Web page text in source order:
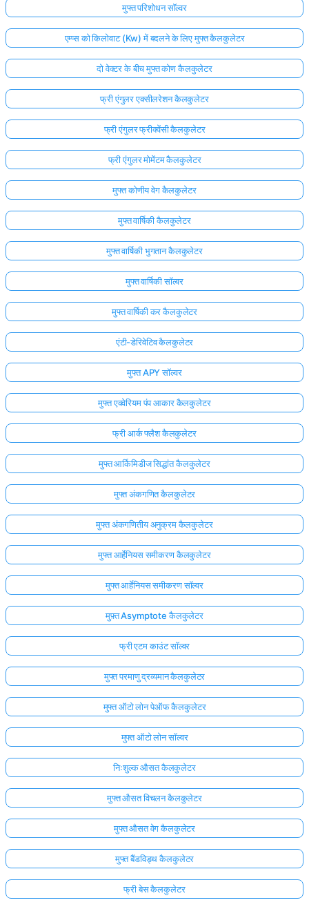
मुफ्त परिशोधन सॉल्वर
एम्प्स को किलोवाट (Kw) में बदलने के लिए मुफ्त कैलकुलेटर
दो वेक्टर के बीच मुफ्त कोण कैलकुलेटर
फ्री एंगुलर एक्सीलरेशन कैलकुलेटर
फ्री एंगुलर फ्रीक्वेंसी कैलकुलेटर
फ्री एंगुलर मोमेंटम कैलकुलेटर
मुफ्त कोणीय वेग कैलकुलेटर
मुफ्त वार्षिकी कैलकुलेटर
मुफ्त वार्षिकी भुगतान कैलकुलेटर
मुफ्त वार्षिकी सॉल्वर
मुफ्त वार्षिकी कर कैलकुलेटर
एंटी-डेरिवेटिव कैलकुलेटर
मुफ्त APY सॉल्वर
मुफ्त एक्वेरियम पंप आकार कैलकुलेटर
फ्री आर्क फ्लैश कैलकुलेटर
मुफ्त आर्किमिडीज सिद्धांत कैलकुलेटर
मुफ्त अंकगणित कैलकुलेटर
मुफ्त अंकगणितीय अनुक्रम कैलकुलेटर
मुफ्त आर्हेनियस समीकरण कैलकुलेटर
मुफ्त आर्हेनियस समीकरण सॉल्वर
मुफ़्त Asymptote कैलकुलेटर
फ्री एटम काउंट सॉल्वर
मुफ्त परमाणु द्रव्यमान कैलकुलेटर
मुफ्त ऑटो लोन पेऑफ कैलकुलेटर
मुफ्त ऑटो लोन सॉल्वर
निःशुल्क औसत कैलकुलेटर
मुफ्त औसत विचलन कैलकुलेटर
मुफ्त औसत वेग कैलकुलेटर
मुफ्त बैंडविड्थ कैलकुलेटर
फ्री बेस कैलकुलेटर